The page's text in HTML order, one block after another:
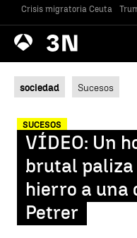
Crisis migratoria Ceuta
Antena
3 Noticias
sociedad Sucesos
SUCESOS
VÍDEO: Un
brutal paliza
hierro a una
Petrer